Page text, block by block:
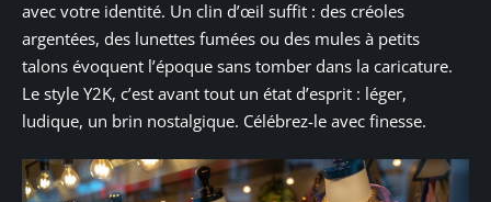
avec votre identité. Un clin d’œil suffit : des créoles
argentées, des lunettes fumées ou des mules à petits
talons évoquent l’époque sans tomber dans la caricature.
Le style Y2K, c’est avant tout un état d’esprit : léger,
ludique, un brin nostalgique. Célébrez-le avec finesse.